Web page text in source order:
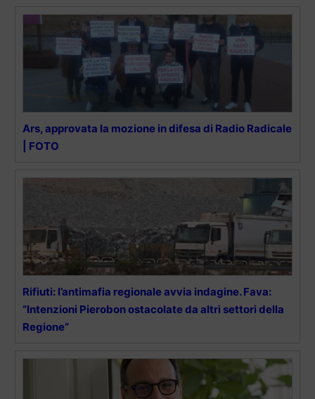
Ars, approvata la mozione in difesa di Radio Radicale
| FOTO
Rifiuti: l’antimafia regionale avvia indagine. Fava:
“Intenzioni Pierobon ostacolate da altri settori della
Regione”